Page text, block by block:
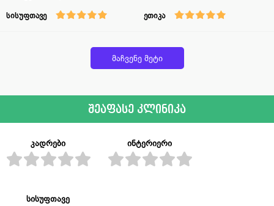
სისუფთავე ეთიკა
მაჩვენე მეტი
შეაფასე კლინიკა
კადრები ინტერიერი
სისუფთავე